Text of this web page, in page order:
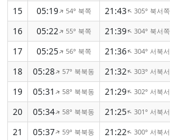
15
05:19↑ 54° 북쪽 21:43↑305° 북서쪽
16
05:22↑ 55° 북쪽 21:39↑304° 북서쪽
17
05:25↑ 56° 북쪽 21:36↑304° 서북서
18
05:28↑57° 북북동 21:32↑303° 서북서
19
05:31↑58° 북북동 21:29↑302° 서북서
20
05:34↑58° 북북동 21:25↑301° 서북서
21
05:37↑59° 북북동 21:22↑300° 서북서